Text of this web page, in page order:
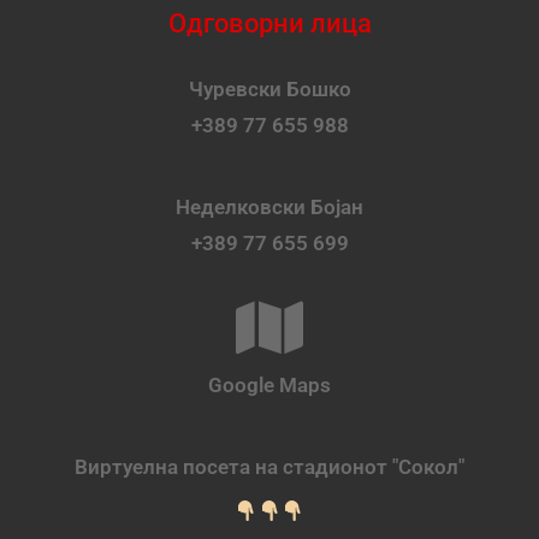
Одговорни лица
Чуревски Бошко
+389 77 655 988
Неделковски Бојан
+389 77 655 699
Google Maps
Виртуелна посета на стадионот "Сокол"